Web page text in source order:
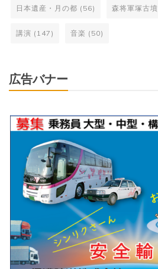
日本遺産・月の都 (56) 森将軍塚古墳
講演 (147) 音楽 (50)
広告バナー